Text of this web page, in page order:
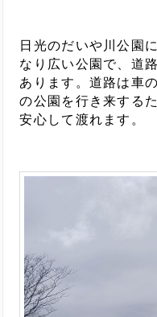
日光のだいや川公園
なり広い公園で、道
あります。道路は車
の公園を行き来する
安心して渡れます。